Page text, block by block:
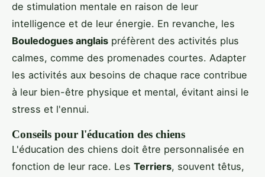
de stimulation mentale en raison de leur
intelligence et de leur énergie. En revanche, les
Bouledogues anglais préfèrent des activités plus
calmes, comme des promenades courtes. Adapter
les activités aux besoins de chaque race contribue
à leur bien-être physique et mental, évitant ainsi le
stress et l'ennui.
Conseils pour l'éducation des chiens
L'éducation des chiens doit être personnalisée en
fonction de leur race. Les Terriers, souvent têtus,